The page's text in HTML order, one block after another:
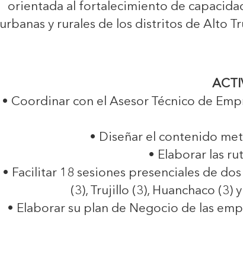
orientada al fortalecimiento de
urbanas y rurales de los distritos de Alto
• Coordinar con el Asesor Técnico de
• Diseñar el contenido
• Elaborar las
• Facilitar 18 sesiones presenciales de
(3), Trujillo (3), Huanchaco (3)
• Elaborar su plan de Negocio de las